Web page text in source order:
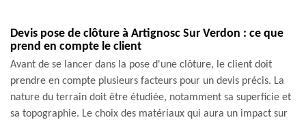
Devis pose de clôture à Artignosc Sur Verdon : ce que
prend en compte le client
Avant de se lancer dans la pose d'une clôture, le client doit
prendre en compte plusieurs facteurs pour un devis précis. La
nature du terrain doit être étudiée, notamment sa superficie et
sa topographie. Le choix des matériaux qui aura un impact sur